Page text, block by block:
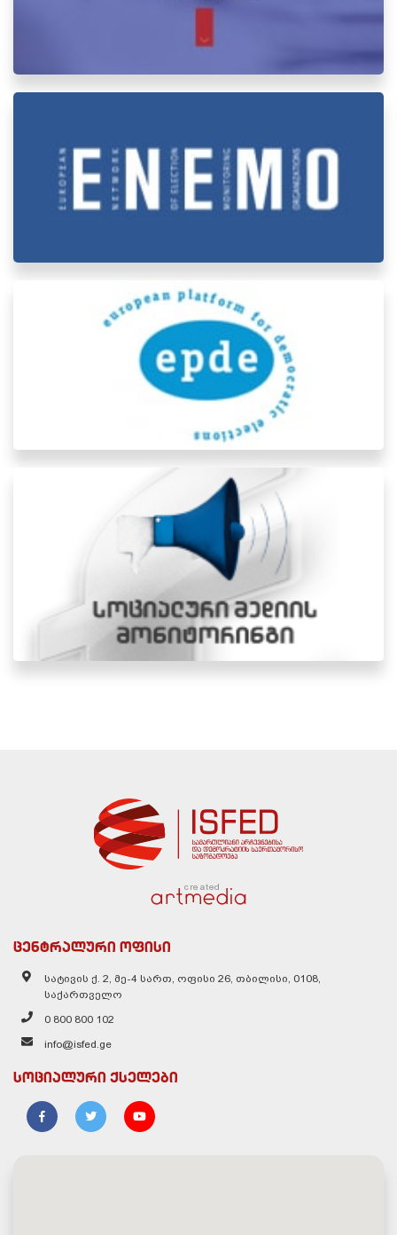
created
ცენტრალური ოფისი
სატივის ქ. 2, მე-4 სართ, ოფისი 26, თბილისი, 0108,
საქართველო
0 800 800 102
info@isfed.ge
სოციალური ქსელები